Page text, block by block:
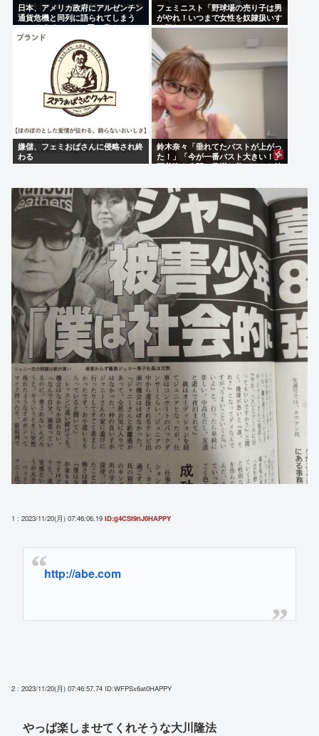
日本、アメリカ政府にアルゼンチン
通貨危機と同列に語られてしまう
wwwもうすでに158円に戻る
フェミニスト「野球場の売り子は男
がやれ！いつまで女性を奴隷扱いす
る気だ」
嫌儲、フェミおばさんに侵略され終
わる
鈴木奈々「垂れてたバストが上がっ
た！」「今が一番バスト大きい！」
下着姿を公開、豊満な美バストを披
1 : 2023/11/20(月) 07:46:06.19 ID:g4CSt9nJ0HAPPY
http://abe.com
2 : 2023/11/20(月) 07:46:57.74 ID:WFPSx6at0HAPPY
やっぱ楽しませてくれそうな大川隆法